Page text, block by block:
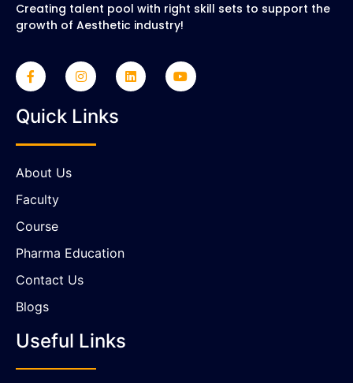
Creating talent pool with right skill sets to support the
growth of Aesthetic industry!
Quick Links
About Us
Faculty
Course
Pharma Education
Contact Us
Blogs
Useful Links